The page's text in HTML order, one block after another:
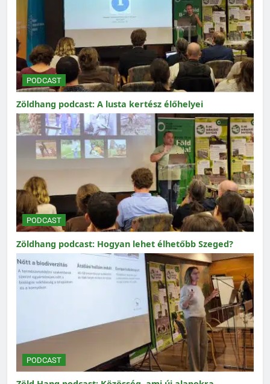
PODCAST
Zöldhang podcast: A lusta kertész élőhelyei
PODCAST
Zöldhang podcast: Hogyan lehet élhetőbb Szeged?
PODCAST